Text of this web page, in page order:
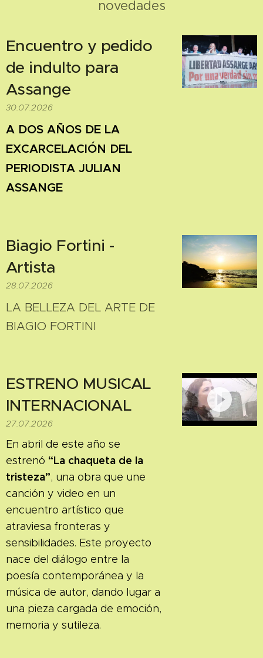
novedades
Encuentro y pedido
de indulto para
Assange
30.07.2026
A DOS AÑOS DE LA
EXCARCELACIÓN DEL
PERIODISTA JULIAN
ASSANGE
Biagio Fortini -
Artista
28.07.2026
LA BELLEZA DEL ARTE DE
BIAGIO FORTINI
ESTRENO MUSICAL
INTERNACIONAL
27.07.2026
En abril de este año se
estrenó “La chaqueta de la
tristeza”, una obra que une
canción y video en un
encuentro artístico que
atraviesa fronteras y
sensibilidades. Este proyecto
nace del diálogo entre la
poesía contemporánea y la
música de autor, dando lugar a
una pieza cargada de emoción,
memoria y sutileza.